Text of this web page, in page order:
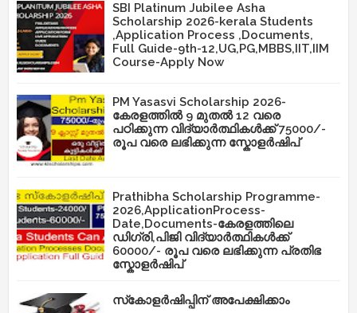
SBI Platinum Jubilee Asha
Scholarship 2026-kerala Students
,Application Process ,Documents,
Full Guide-9th-12,UG,PG,MBBS,IIT,IIM
Course-Apply Now
PM Yasasvi Scholarship 2026-
കേരളത്തിൽ 9 മുതൽ 12 വരെ
പഠിക്കുന്ന വിദ്യാർത്ഥികൾക്ക് 75000/-
രൂപ വരെ ലഭിക്കുന്ന സ്കോളർഷിപ്
Prathibha Scholarship Programme-
2026,ApplicationProcess-
Date,Documents-കേരളത്തിലെ
ഡിഗ്രി,പിജി വിദ്യാർത്ഥികൾക്ക്
60000/- രൂപ വരെ ലഭിക്കുന്ന പ്രതിഭ
സ്കോളർഷിപ്
സ്‌കോളർഷിപ്പിന് അപേക്ഷിക്കാം